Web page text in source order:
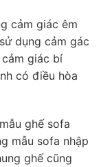
cảm giác êm
dụng cảm gác
giác bí
có điều hòa
ghế sofa
mẫu sofa nhập
ghế cũng